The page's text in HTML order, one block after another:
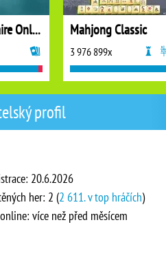
profil
20.6.2026
her: 2 (2 611. v top hráčích)
více než před měsícem
Spider Solitaire Online Mahjong Classic
3 976 899x